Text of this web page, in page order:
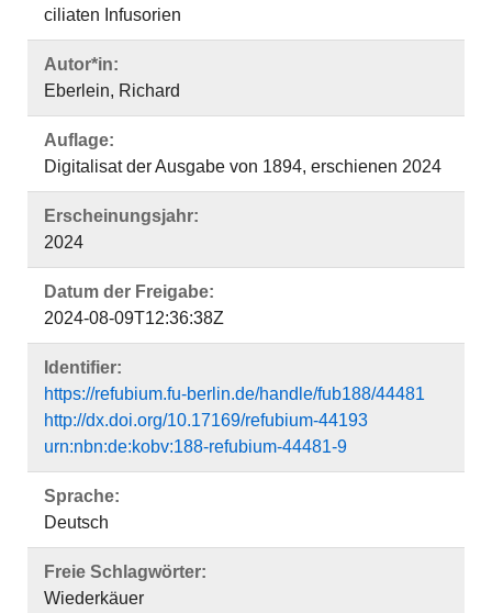
ciliaten Infusorien
Autor*in:
Eberlein, Richard
Auflage:
Digitalisat der Ausgabe von 1894, erschienen 2024
Erscheinungsjahr:
2024
Datum der Freigabe:
2024-08-09T12:36:38Z
Identifier:
https://refubium.fu-berlin.de/handle/fub188/44481
http://dx.doi.org/10.17169/refubium-44193
urn:nbn:de:kobv:188-refubium-44481-9
Sprache:
Deutsch
Freie Schlagwörter:
Wiederkäuer